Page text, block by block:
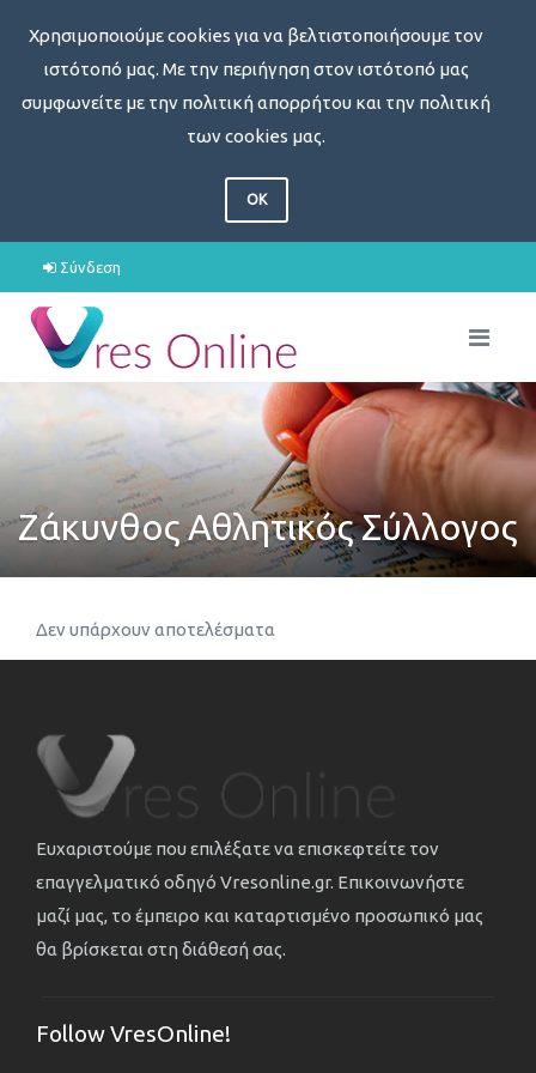
Χρησιμοποιούμε cookies για να βελτιστοποιήσουμε τον
ιστότοπό μας. Με την περιήγηση στον ιστότοπό μας
συμφωνείτε με την πολιτική απορρήτου και την πολιτική
των cookies μας.
OK
Σύνδεση
Ζάκυνθος Αθλητικός Σύλλογος
Δεν υπάρχουν αποτελέσματα
Ευχαριστούμε που επιλέξατε να επισκεφτείτε τον
επαγγελματικό οδηγό Vresonline.gr. Επικοινωνήστε
μαζί μας, το έμπειρο και καταρτισμένο προσωπικό μας
θα βρίσκεται στη διάθεσή σας.
Follow VresOnline!